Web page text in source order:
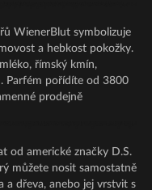
WienerBlut symbolizuje
a hebkost pokožky.
římský kmín,
Parfém pořídíte od 3800
prodejně
od americké značky D.S.
můžete nosit samostatně
a dřeva, anebo jej vrstvit s